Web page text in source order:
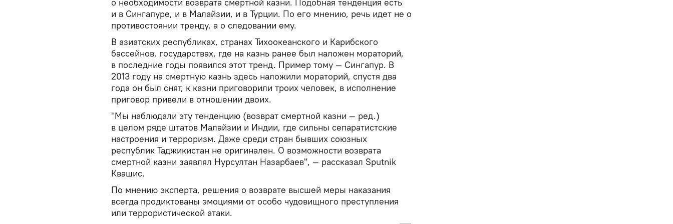
о необходимости возврата смертной казни. Подобная тенденция есть
и в Сингапуре, и в Малайзии, и в Турции. По его мнению, речь идет не о
противостоянии тренду, а о следовании ему.
В азиатских республиках, странах Тихоокеанского и Карибского
бассейнов, государствах, где на казнь ранее был наложен мораторий,
в последние годы появился этот тренд. Пример тому — Сингапур. В
2013 году на смертную казнь здесь наложили мораторий, спустя два
года он был снят, к казни приговорили троих человек, в исполнение
приговор привели в отношении двоих.
"Мы наблюдали эту тенденцию (возврат смертной казни — ред.)
в целом ряде штатов Малайзии и Индии, где сильны сепаратистские
настроения и терроризм. Даже среди стран бывших союзных
республик Таджикистан не оригинален. О возможности возврата
смертной казни заявлял Нурсултан Назарбаев", — рассказал Sputnik
Квашис.
По мнению эксперта, решения о возврате высшей меры наказания
всегда продиктованы эмоциями от особо чудовищного преступления
или террористической атаки.